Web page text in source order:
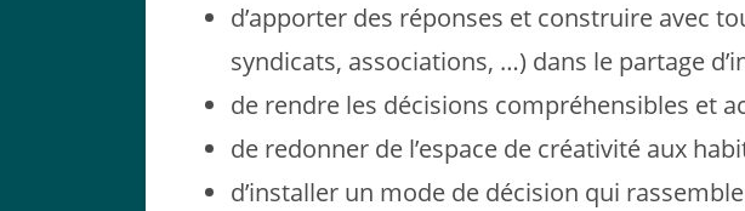
d’apporter des réponses et construire avec
syndicats, associations, …) dans le partage
de rendre les décisions compréhensibles et
de redonner de l’espace de créativité aux
d’installer un mode de décision qui